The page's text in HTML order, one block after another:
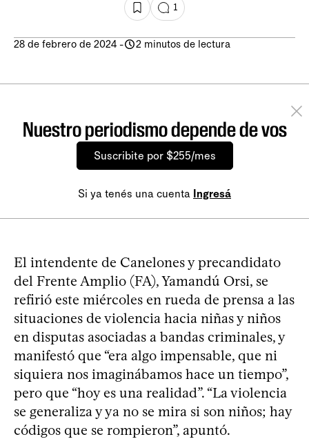
1
28 de febrero de 2024 - 2 minutos de lectura
Nuestro periodismo depende de vos
Suscribite por $255/mes
Si ya tenés una cuenta Ingresá
El intendente de Canelones y precandidato
del Frente Amplio (FA), Yamandú Orsi, se
refirió este miércoles en rueda de prensa a las
situaciones de violencia hacia niñas y niños
en disputas asociadas a bandas criminales, y
manifestó que “era algo impensable, que ni
siquiera nos imaginábamos hace un tiempo”,
pero que “hoy es una realidad”. “La violencia
se generaliza y ya no se mira si son niños; hay
códigos que se rompieron”, apuntó.